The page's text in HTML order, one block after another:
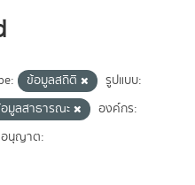
ข้อมูลสถิติ
รูปแบบ:
มูลสาธารณะ
องค์กร:
นุญาต: